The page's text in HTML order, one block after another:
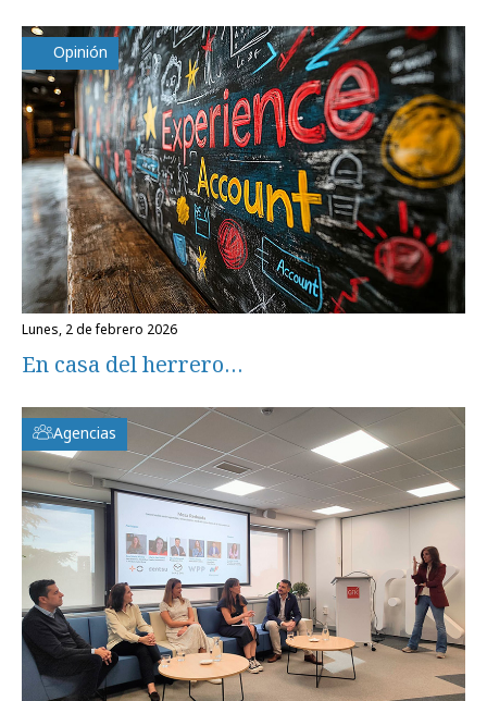
Opinión
lunes, 2 de febrero 2026
En casa del herrero…
Agencias